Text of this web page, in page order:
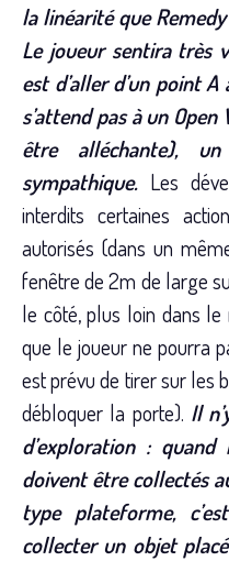
la linéarité que
Le joueur sentira très
est d’aller d’un point
s’attend pas à un
être alléchante),
sympathique. Les
interdits certaines
autorisés (dans un
fenêtre de 2m de large
le côté, plus loin dans
que le joueur ne pourra
est prévu de tirer sur les
débloquer la porte). Il
d’exploration :
doivent être collectés
type plateforme,
collecter un objet